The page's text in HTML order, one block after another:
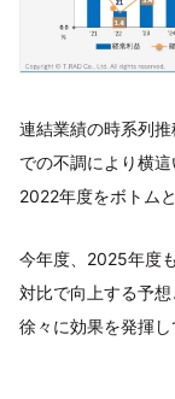
連結業績の時系列
での不調により横
2022年度をボトム
今年度、2025年度
対比で向上する予
徐々に効果を発揮し